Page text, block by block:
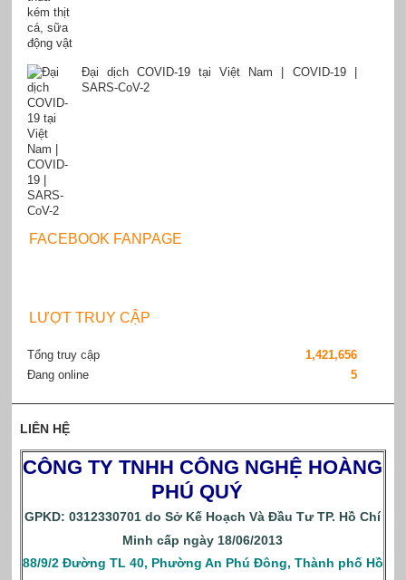
Đại dịch COVID-19 tại Việt Nam | COVID-19 |
SARS-CoV-2
FACEBOOK FANPAGE
LƯỢT TRUY CẬP
Tổng truy cập
1,421,656
Đang online
5
LIÊN HỆ
CÔNG TY TNHH CÔNG NGHỆ HOÀNG
PHÚ QUÝ
GPKD: 0312330701 do Sở Kế Hoạch Và Đầu Tư TP. Hồ Chí
Minh cấp ngày 18/06/2013
88/9/2 Đường TL 40, Phường An Phú Đông, Thành phố Hồ